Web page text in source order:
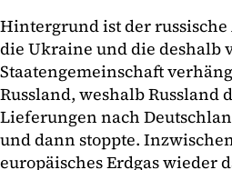
Hintergrund ist der
die Ukraine und die deshalb
Staatengemeinschaft
Russland, weshalb Russland
Lieferungen nach
und dann stoppte.
europäisches Erdgas wieder